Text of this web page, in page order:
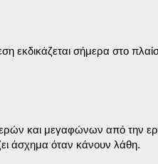
εκδικάζεται σήμερα στο
και μεγαφώνων από την
άσχημα όταν κάνουν λάθη.